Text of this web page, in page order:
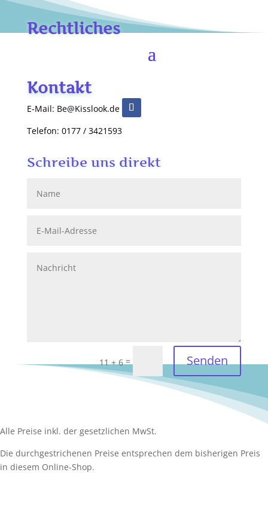
Rechtliches
Kontakt
E-Mail: Be@Kisslook.de
Telefon: 0177 / 3421593
Schreibe uns direkt
11 + 6 = Senden
Alle Preise inkl. der gesetzlichen MwSt.
Die durchgestrichenen Preise entsprechen dem bisherigen Preis
in diesem Online-Shop.